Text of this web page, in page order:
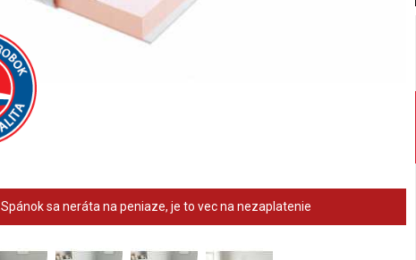
Spánok sa neráta na peniaze, je to vec na nezaplatenie